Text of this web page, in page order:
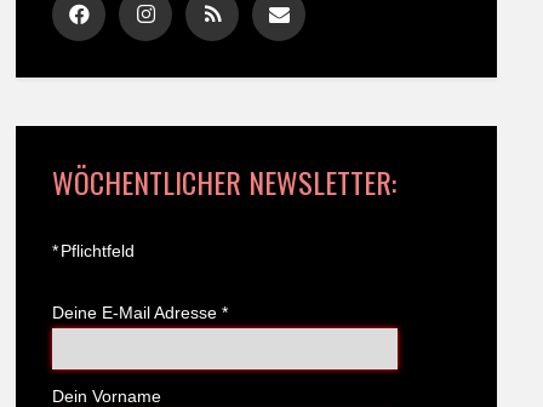
WÖCHENTLICHER NEWSLETTER:
*Pflichtfeld
Deine E-Mail Adresse *
Dein Vorname